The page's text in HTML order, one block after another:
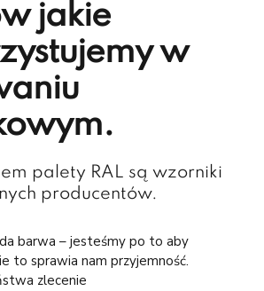
jakie
w
palety RAL są wzorniki
producentów.
barwa – jesteśmy po to aby
to sprawia nam przyjemność.
zlecenie